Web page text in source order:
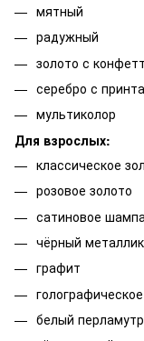
мятный
радужный
золото с
серебро с
мультиколор
Для взрослых:
классическое
розовое золото
сатиновое
чёрный металлик
графит
белый перламутр